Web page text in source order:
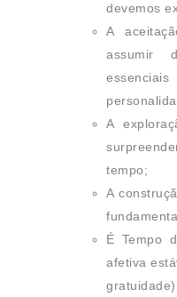
devemos
A
assumir
A
tempo;
A
É Tempo
afetiva